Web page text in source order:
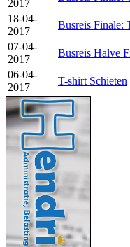
2017
18-04-
2017
Busreis Finale:
07-04-
2017
Busreis Halve
06-04-
2017
T-shirt Schieten